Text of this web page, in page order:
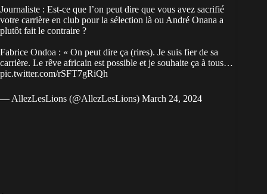
Journaliste : Est-ce que l’on peut dire que vous avez sacrifié
votre carrière en club pour la sélection là ou André Onana a
plutôt fait le contraire ?
Fabrice Ondoa : « On peut dire ça (rires). Je suis fier de sa
carrière. Le rêve africain est possible et je souhaite ça à tous…
pic.twitter.com/rSFT7gRiQh
— AllezLesLions (@AllezLesLions) March 24, 2024